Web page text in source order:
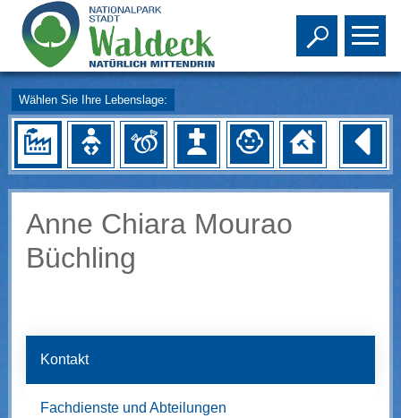
Toggle
Wählen Sie Ihre Lebenslage:
Anne Chiara Mourao
Büchling
Kontakt
Fachdienste und Abteilungen